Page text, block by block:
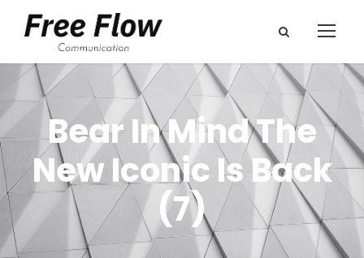
Bear In Mind The
New Iconic Is Back
(7)